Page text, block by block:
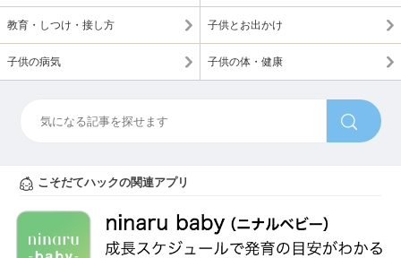
教育・しつけ・接し方 子供とお出かけ
子供の病気 子供の体・健康
こそだてハックの関連アプリ